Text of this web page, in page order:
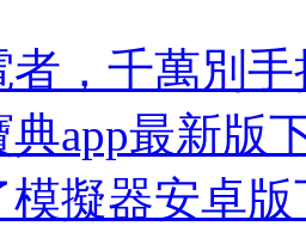
者，千萬別
典app最新版
模擬器安卓